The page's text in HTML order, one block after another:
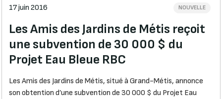
17 juin 2016 NOUVELLE
Les Amis des Jardins de Métis reçoit
une subvention de 30 000 $ du
Projet Eau Bleue RBC
Les Amis des Jardins de Métis, situé à Grand-Métis, annonce
son obtention d’une subvention de 30 000 $ du Projet Eau